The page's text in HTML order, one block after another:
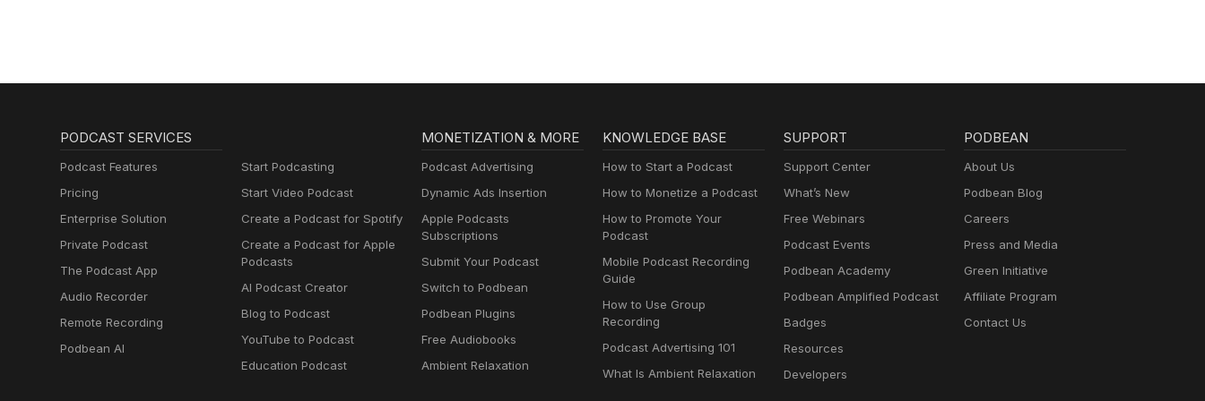
PODCAST SERVICES
Podcast Features
Pricing
Enterprise Solution
Private Podcast
The Podcast App
Audio Recorder
Remote Recording
Podbean AI
Start Podcasting
Start Video Podcast
Create a Podcast for Spotify
Create a Podcast for Apple
Podcasts
AI Podcast Creator
Blog to Podcast
YouTube to Podcast
Education Podcast
MONETIZATION & MORE
Podcast Advertising
Dynamic Ads Insertion
Apple Podcasts
Subscriptions
Submit Your Podcast
Switch to Podbean
Podbean Plugins
Free Audiobooks
Ambient Relaxation
KNOWLEDGE BASE
How to Start a Podcast
How to Monetize a Podcast
How to Promote Your
Podcast
Mobile Podcast Recording
Guide
How to Use Group
Recording
Podcast Advertising 101
What Is Ambient Relaxation
SUPPORT
Support Center
What’s New
Free Webinars
Podcast Events
Podbean Academy
Podbean Amplified Podcast
Badges
Resources
Developers
PODBEAN
About Us
Podbean Blog
Careers
Press and Media
Green Initiative
Affiliate Program
Contact Us